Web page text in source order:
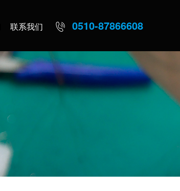
0510-87866608
联系我们